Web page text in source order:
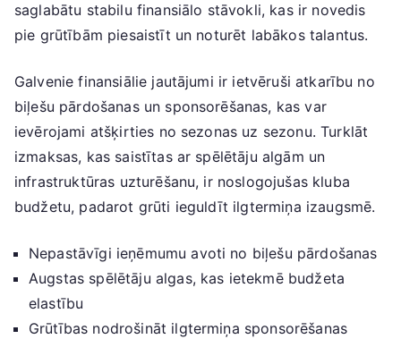
saglabātu stabilu finansiālo stāvokli, kas ir novedis
pie grūtībām piesaistīt un noturēt labākos talantus.
Galvenie finansiālie jautājumi ir ietvēruši atkarību no
biļešu pārdošanas un sponsorēšanas, kas var
ievērojami atšķirties no sezonas uz sezonu. Turklāt
izmaksas, kas saistītas ar spēlētāju algām un
infrastruktūras uzturēšanu, ir noslogojušas kluba
budžetu, padarot grūti ieguldīt ilgtermiņa izaugsmē.
Nepastāvīgi ieņēmumu avoti no biļešu pārdošanas
Augstas spēlētāju algas, kas ietekmē budžeta
elastību
Grūtības nodrošināt ilgtermiņa sponsorēšanas